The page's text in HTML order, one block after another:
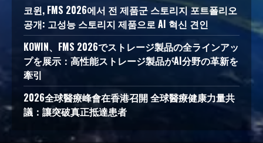
코윈, FMS 2026에서 전 제품군 스토리지 포트폴리오
공개: 고성능 스토리지 제품으로 AI 혁신 견인
KOWIN、FMS 2026でストレージ製品の全ラインアッ
プを展示：高性能ストレージ製品がAI分野の革新を
牽引
2026全球醫療峰會在香港召開 全球醫療健康力量共
議：讓突破真正抵達患者